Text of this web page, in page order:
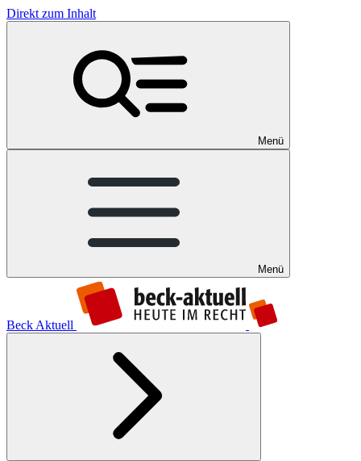
Direkt zum Inhalt
Menü
Menü
Beck Aktuell